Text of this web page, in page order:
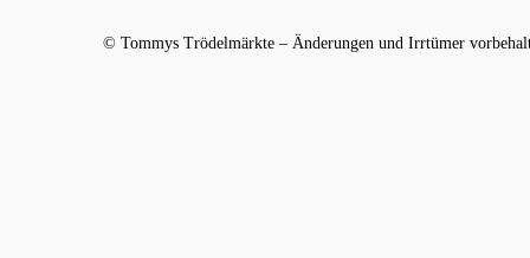
© Tommys Trödelmärkte – Änderungen und Irrtümer